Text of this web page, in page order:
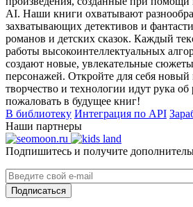
AI. Наши книги охватывают
захватывающих детективов и
романов и детских сказок. Каждый
работы высокоинтеллектуальных
создают новые, увлекательные
персонажей. Откройте для себя новый
творчество и технологии идут рука
пожаловать в будущее книг!
В библиотеку Интеграция по API
Наши партнеры
Подпишитесь и получите
Подписаться